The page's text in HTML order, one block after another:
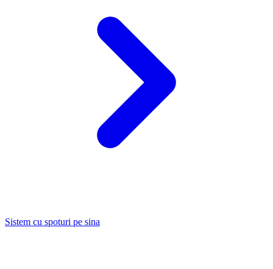
Sistem cu spoturi pe sina